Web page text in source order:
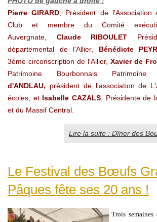
Pierre GIRARD , Président de l'Association
Club et membre du Comité
Auvergnate, Claude RIBOULET
départemental de l'Allier, Bénédicte
3ème circonscription de l'Allier, Xavier de
Patrimoine Bourbonnais
Patrimoine
d'ANDLAU, président de l'association de
écoles, etIsabelle CAZALS, Présidente de
et du Massif Central.
Lire la suite : Dîner des
Le Festival des Bœufs
Pâques fête ses 20 ans !
Trois